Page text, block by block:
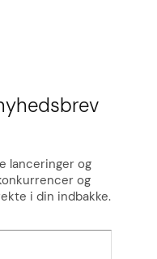
lanceringer og
og
i din indbakke.